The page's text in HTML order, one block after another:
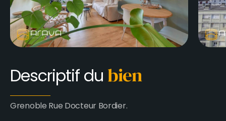
Descriptif du bien
Grenoble Rue Docteur Bordier.